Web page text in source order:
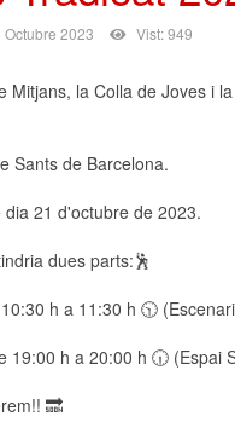
Octubre 2023 Vist: 949
Mitjans, la Colla de Joves i
Sants de Barcelona.
21 d'octubre de 2023.
dues parts:🕺
h a 11:30 h 🕥
h a 20:00 h 🕡 (Espai
🔜